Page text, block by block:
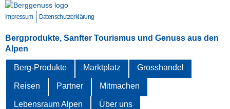
zum
Impressum Datenschutzerklärung
Bergprodukte, Sanfter Tourismus und Genuss aus den
Alpen
Berg-Produkte Marktplatz Grosshandel
Reisen Partner Mitmachen
Lebensraum Alpen Über uns